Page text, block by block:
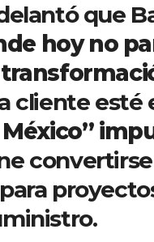
que
hoy no
cliente esté
México”